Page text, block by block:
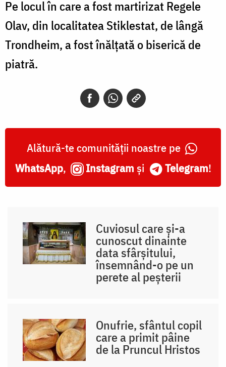
Pe locul în care a fost martirizat Regele
Olav, din localitatea Stiklestat, de lângă
Trondheim, a fost înălțată o biserică de
piatră.
Alătură-te comunității noastre pe
WhatsApp, Instagram și Telegram!
Cuviosul care și-a
cunoscut dinainte
data sfârșitului,
însemnând-o pe un
perete al peșterii
Onufrie, sfântul copil
care a primit pâine
de la Pruncul Hristos